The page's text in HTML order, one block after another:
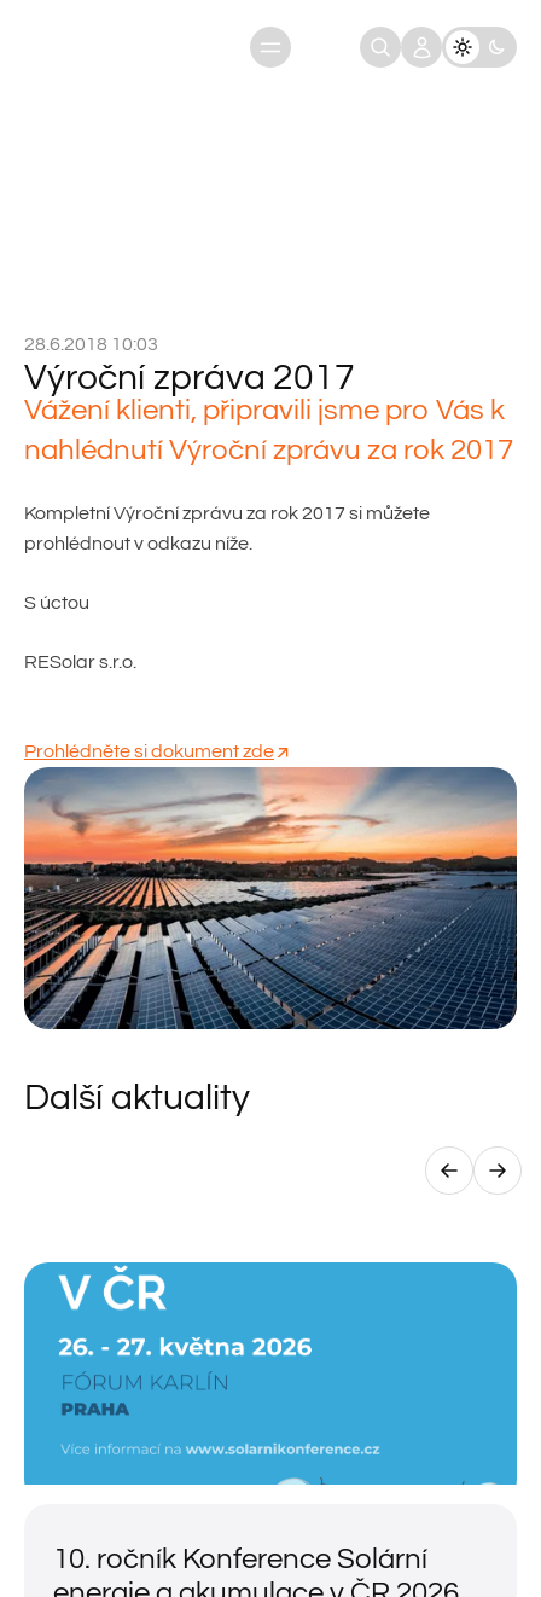
28.6.2018 10:03
Výroční zpráva 2017
Vážení klienti, připravili jsme pro Vás k
nahlédnutí Výroční zprávu za rok 2017
Kompletní Výroční zprávu za rok 2017 si můžete
prohlédnout v odkazu níže.
S úctou
RESolar s.r.o.
Prohlédněte si dokument zde
Další aktuality
10. ročník Konference Solární